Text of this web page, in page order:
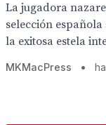
La jugadora
selección
la exitosa estela
MKMacPress •